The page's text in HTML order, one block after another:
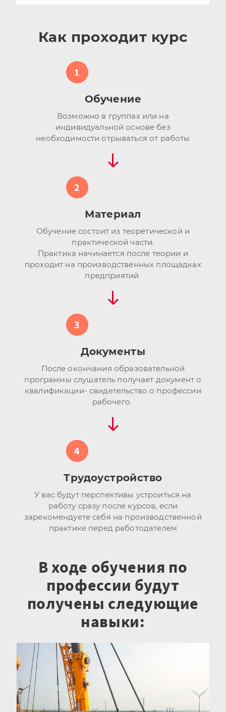
Как проходит курс
1
Обучение
Возможно в группах или на
индивидуальной основе без
необходимости отрываться от работы
2
Материал
Обучение состоит из теоретической и
практической части.
Практика начинается после теории и
проходит на производственных площадках
предприятий
3
Документы
После окончания образовательной
программы слушатель получает документ о
квалификации- свидетельство о профессии
рабочего.
4
Трудоустройство
У вас будут перспективы устроиться на
работу сразу после курсов, если
зарекомендуете себя на производственной
практике перед работодателем
В ходе обучения по
профессии будут
получены следующие
навыки: